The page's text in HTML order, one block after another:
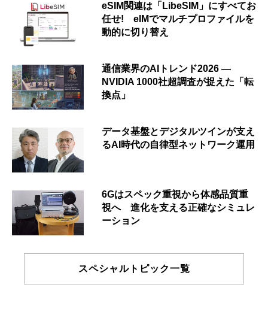
eSIM関連は「LibeSIM」にすべてお
任せ! eIMでマルチプロファイルを
動的に切り替え
通信業界のAIトレンド2026 ―
NVIDIA 1000社超調査が捉えた「転
換点」
データ基盤とデジタルツインが支え
るAI時代の自律型ネットワーク運用
6Gはスペック重視から体感品質重
視へ 進化を支える正確なシミュレ
ーション
スペシャルトピック一覧